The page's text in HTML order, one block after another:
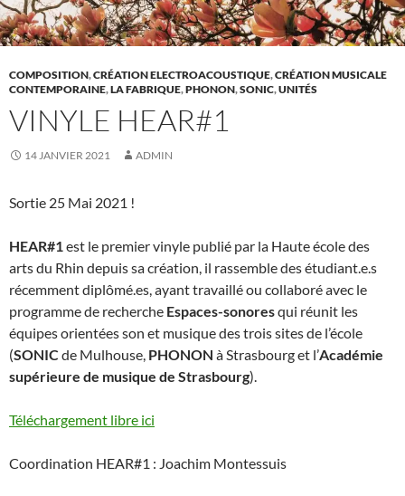
COMPOSITION,CRÉATION ELECTROACOUSTIQUE,CRÉATION MUSICALE
CONTEMPORAINE,LA FABRIQUE,PHONON,SONIC,UNITÉS
VINYLE HEAR#1
14 JANVIER 2021 ADMIN
Sortie 25 Mai 2021 !
HEAR#1est le premier vinyle publié par la Haute école des
arts du Rhin depuis sa création, il rassemble des étudiant.e.s
récemment diplômé.es, ayant travaillé ou collaboré avec le
programme de recherche Espaces-sonoresqui réunit les
équipes orientées son et musique des trois sites de l’école
(SONIC de Mulhouse, PHONON à Strasbourg et l’Académie
supérieure de musique de Strasbourg).
Téléchargement libre ici
Coordination HEAR#1 : Joachim Montessuis